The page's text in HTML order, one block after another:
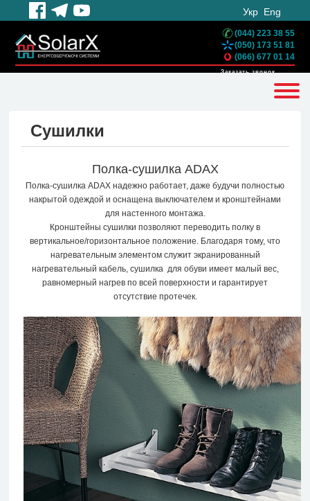
Укр Eng
(044) 223 38 55
(050) 173 51 81
(066) 677 01 14
Заказать звонок
Сушилки
Полка-сушилка ADAX
Полка-сушилка ADAX надежно работает, даже будучи полностью
накрытой одеждой и оснащена выключателем и кронштейнами
для настенного монтажа.
Кронштейны сушилки позволяют переводить полку в
вертикальное/горизонтальное положение. Благодаря тому, что
нагревательным элементом служит экранированный
нагревательный кабель, сушилка для обуви имеет малый вес,
равномерный нагрев по всей поверхности и гарантирует
отсутствие протечек.